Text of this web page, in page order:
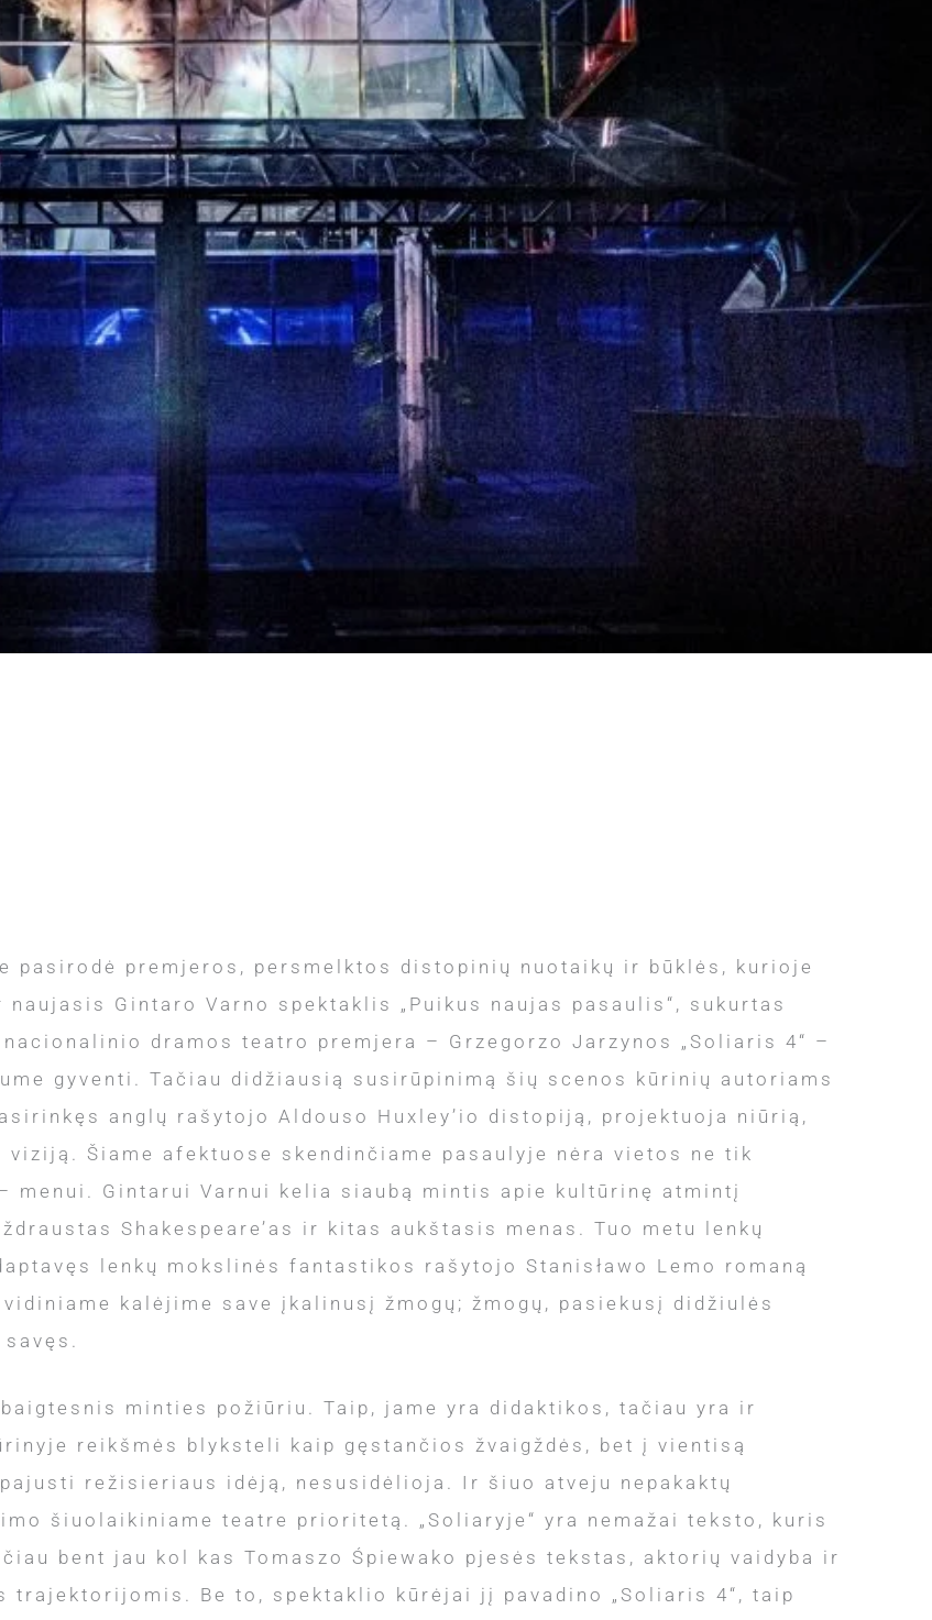
pasirodė premjeros, persmelktos distopinių nuotaikų ir būklės, kurioje
Gintaro Varno spektaklis „Puikus naujas pasaulis“, sukurtas
dramos teatro premjera – Grzegorzo Jarzynos „Soliaris 4“ –
gyventi. Tačiau didžiausią susirūpinimą šių scenos kūrinių autoriams
anglų rašytojo Aldouso Huxley’io distopiją, projektuoja niūrią,
Šiame afektuose skendinčiame pasaulyje nėra vietos ne tik
menui. Gintarui Varnui kelia siaubą mintis apie kultūrinę atmintį
Shakespeare’as ir kitas aukštasis menas. Tuo metu lenkų
lenkų mokslinės fantastikos rašytojo Stanisławo Lemo romaną
kalėjime save įkalinusį žmogų; žmogų, pasiekusį didžiulės
minties požiūriu. Taip, jame yra didaktikos, tačiau yra ir
reikšmės blyksteli kaip gęstančios žvaigždės, bet į vientisą
režisieriaus idėją, nesusidėlioja. Ir šiuo atveju nepakaktų
šiuolaikiniame teatre prioritetą. „Soliaryje“ yra nemažai teksto, kuris
bent jau kol kas Tomaszo Śpiewako pjesės tekstas, aktorių vaidyba ir
Be to, spektaklio kūrėjai jį pavadino „Soliaris 4“, taip